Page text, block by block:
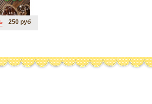
250 руб